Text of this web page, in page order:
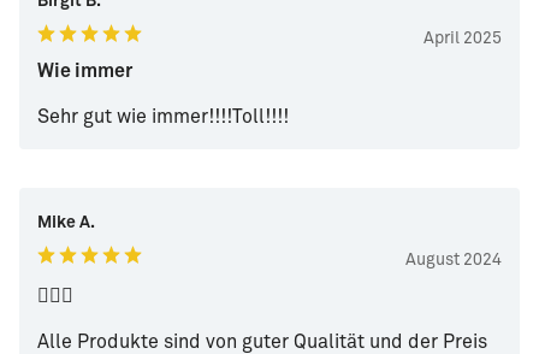
April 2025
Wie immer
Sehr gut wie immer!!!!Toll!!!!
Mike A.
August 2024
👍🏻🐡
Alle Produkte sind von guter Qualität und der Preis